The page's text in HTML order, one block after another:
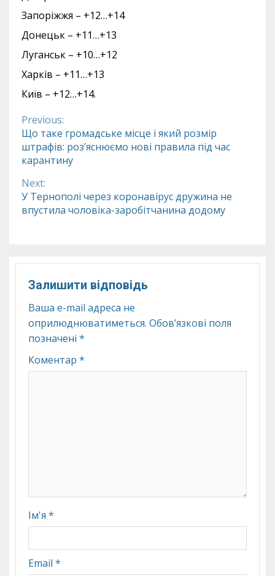
Запоріжжя – +12…+14
Донецьк – +11…+13
Луганськ – +10…+12
Харків – +11…+13
Київ – +12…+14.
Continue
Reading
Previous:
Що таке громадське місце і який розмір
штрафів: роз’яснюємо нові правила під час
карантину
Next:
У Тернополі через коронавірус дружина не
впустила чоловіка-заробітчанина додому
Залишити відповідь
Ваша e-mail адреса не
оприлюднюватиметься. Обов’язкові поля
позначені *
Коментар *
Ім'я *
Email *